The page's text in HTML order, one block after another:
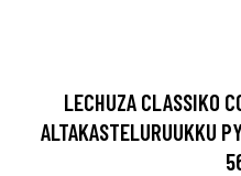
LECHUZA CLASSIKO
ALTAKASTELURUUKKU